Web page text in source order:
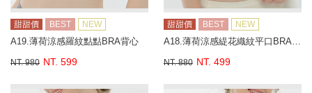
甜甜價 BEST NEW
A19.薄荷涼感羅紋點點BRA背心
NT. 980 NT. 599
甜甜價 BEST NEW
NT. 880 NT. 499